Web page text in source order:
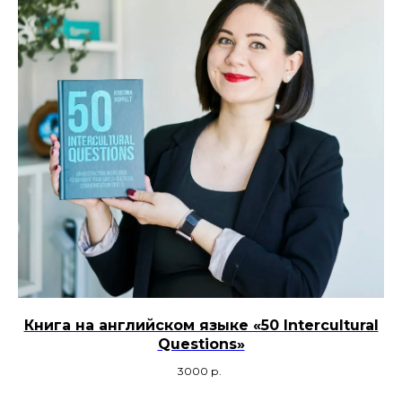
Книга на английском языке «50 Intercultural
Questions»
3000 р.